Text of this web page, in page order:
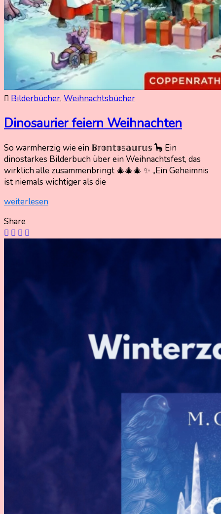
Bilderbücher, Weihnachtsbücher
Dinosaurier feiern Weihnachten
14.
Dezember
202514.
2025
Nadine
Kammer
So warmherzig wie ein 𝔹𝕣𝕠𝕟𝕥𝕠𝕤𝕒𝕦𝕣𝕦𝕤 🦕 Ein
dinostarkes Bilderbuch über ein Weihnachtsfest, das
wirklich alle zusammenbringt 🎄🎄🎄 ✨ „Ein Geheimnis
ist niemals wichtiger als die
weiterlesen
Share